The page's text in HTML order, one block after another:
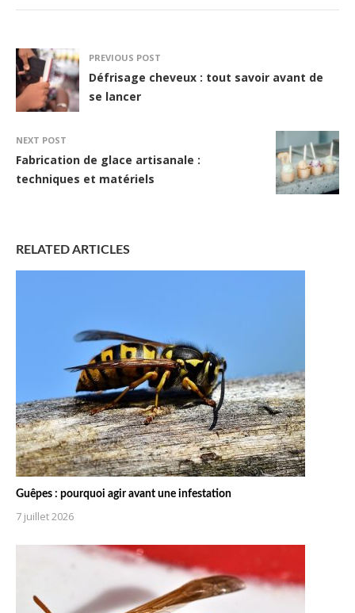
PREVIOUS POST
Défrisage cheveux : tout savoir avant de
se lancer
NEXT POST
Fabrication de glace artisanale :
techniques et matériels
RELATED ARTICLES
Guêpes : pourquoi agir avant une infestation
7 juillet 2026